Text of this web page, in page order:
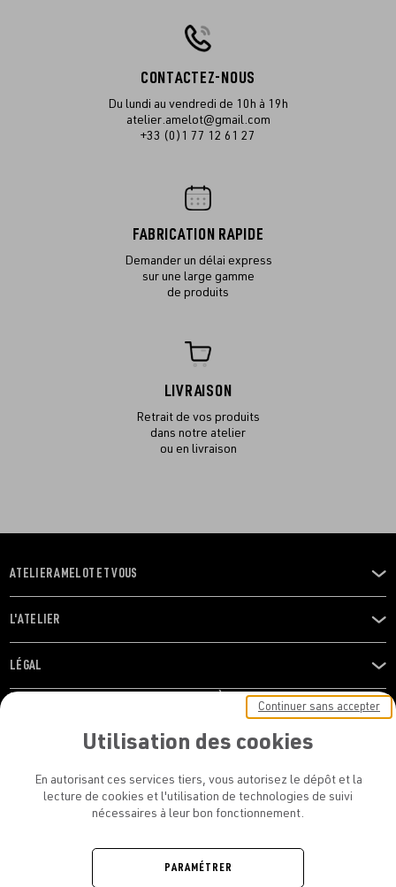
CONTACTEZ-NOUS
Du lundi au vendredi de 10h à 19h
atelier.amelot@gmail.com
+33 (0)1 77 12 61 27
FABRICATION RAPIDE
Demander un délai express
sur une large gamme
de produits
LIVRAISON
Retrait de vos produits
dans notre atelier
ou en livraison
OUVRIR
LE
MENU
ATELIER AMELOT ET VOUS
OUVRIR
LE
MENU
L'ATELIER
OUVRIR
LE
LÉGAL
RESTONS EN CONTACT ! ABONNEZ-VOUS À NOTRE
conditions d’utilisation de l’Atelier Amelot
Utilisation des cookies
En autorisant ces services tiers, vous autorisez le dépôt et la
lecture de cookies et l'utilisation de technologies de suivi
nécessaires à leur bon fonctionnement.
Continuer sans accepter
PARAMÉTRER